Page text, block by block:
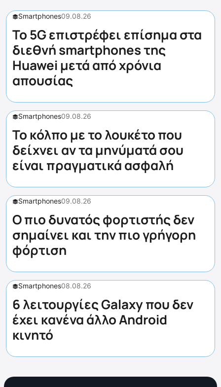
Smartphones09.08.26
Το 5G επιστρέφει επίσημα στα
διεθνή smartphones της
Huawei μετά από χρόνια
απουσίας
Smartphones09.08.26
Το κόλπο με το λουκέτο που
δείχνει αν τα μηνύματά σου
είναι πραγματικά ασφαλή
Smartphones09.08.26
Ο πιο δυνατός φορτιστής δεν
σημαίνει και την πιο γρήγορη
φόρτιση
Smartphones08.08.26
6 λειτουργίες Galaxy που δεν
έχει κανένα άλλο Android
κινητό